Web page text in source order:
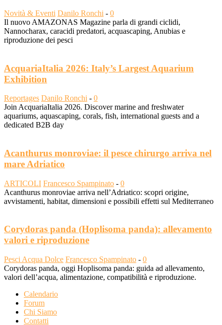
Novità & Eventi Danilo Ronchi - 0
Il nuovo AMAZONAS Magazine parla di grandi ciclidi,
Nannocharax, caracidi predatori, acquascaping, Anubias e
riproduzione dei pesci
AcquariaItalia 2026: Italy’s Largest Aquarium
Exhibition
Reportages Danilo Ronchi - 0
Join AcquariaItalia 2026. Discover marine and freshwater
aquariums, aquascaping, corals, fish, international guests and a
dedicated B2B day
Acanthurus monroviae: il pesce chirurgo arriva nel
mare Adriatico
ARTICOLI Francesco Spampinato - 0
Acanthurus monroviae arriva nell’Adriatico: scopri origine,
avvistamenti, habitat, dimensioni e possibili effetti sul Mediterraneo
Corydoras panda (Hoplisoma panda): allevamento
valori e riproduzione
Pesci Acqua Dolce Francesco Spampinato - 0
Corydoras panda, oggi Hoplisoma panda: guida ad allevamento,
valori dell’acqua, alimentazione, compatibilità e riproduzione.
Calendario
Forum
Chi Siamo
Contatti